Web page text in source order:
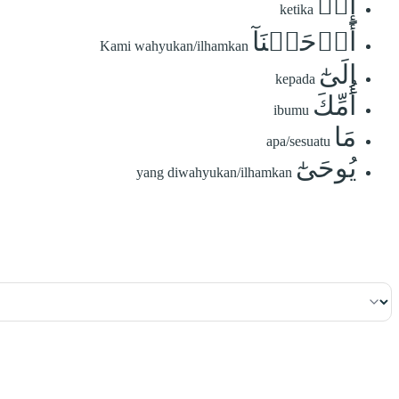
ketika
أَوۡحَيۡنَآ Kami wahyukan/ilhamkan
إِلَىٰٓ kepada
أُمِّكَ ibumu
مَا apa/sesuatu
يُوحَىٰٓ yang diwahyukan/ilhamkan